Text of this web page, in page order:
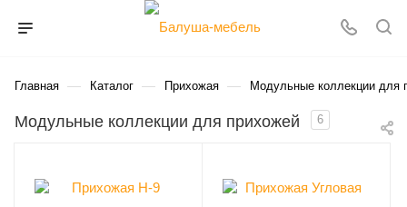
Главная — Каталог — Прихожая — Модульные коллекции для
Модульные коллекции для прихожей 6